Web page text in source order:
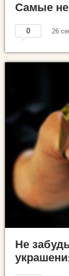
Самые
0 26
Не